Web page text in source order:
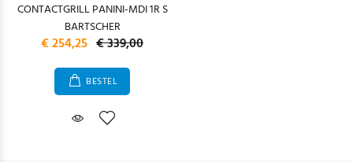
CONTACTGRILL PANINI-MDI 1R S
BARTSCHER
€ 254,25 € 339,00
BESTEL